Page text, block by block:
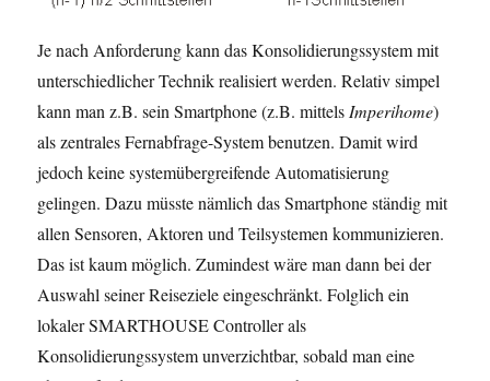
Je nach Anforderung kann das Konsolidierungssystem mit
unterschiedlicher Technik realisiert werden. Relativ simpel
kann man z.B. sein Smartphone (z.B. mittels Imperihome)
als zentrales Fernabfrage-System benutzen. Damit wird
jedoch keine systemübergreifende Automatisierung
gelingen. Dazu müsste nämlich das Smartphone ständig mit
allen Sensoren, Aktoren und Teilsystemen kommunizieren.
Das ist kaum möglich. Zumindest wäre man dann bei der
Auswahl seiner Reiseziele eingeschränkt. Folglich ein
lokaler SMARTHOUSE Controller als
Konsolidierungssystem unverzichtbar, sobald man eine